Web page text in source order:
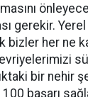
gerekir.
bizler her ne
bir nehir
başarı